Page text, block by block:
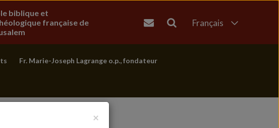
biblique et
française de
Français
Fr. Marie-Joseph Lagrange o.p., fondateur
×